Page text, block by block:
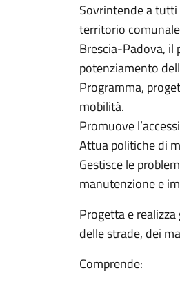
Sovrintende a
territorio
Brescia-Padova,
potenziamento
Programma,
mobilità.
Promuove
Attua politiche di
Gestisce le
manutenzione e
Progetta e
delle strade, dei
Comprende: